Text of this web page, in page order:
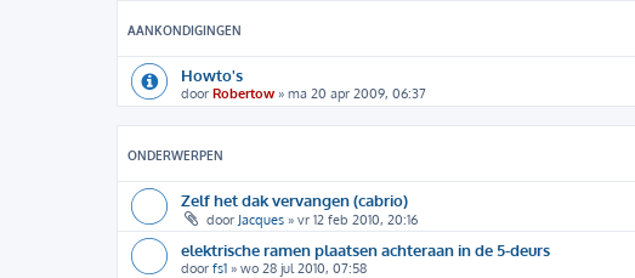
AANKONDIGINGEN
Howto's
door Robertow » ma 20 apr 2009, 06:37
ONDERWERPEN
Zelf het dak vervangen (cabrio)
door Jacques » vr 12 feb 2010, 20:16
elektrische ramen plaatsen achteraan in de 5-deurs
door fs1 » wo 28 jul 2010, 07:58